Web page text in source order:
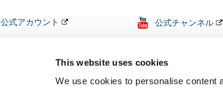
This website uses cookies
We use cookies to personalise content
公式アカウント 公式チャンネル
（メトニュー）